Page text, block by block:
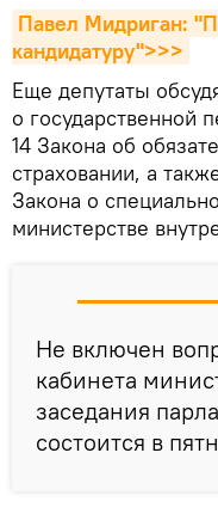
Павел Мидриган:
кандидатуру">>>
Еще депутаты
о государственной
14 Закона об
страховании, а
Закона о
министерстве
Не включен
кабинета
заседания
состоится в